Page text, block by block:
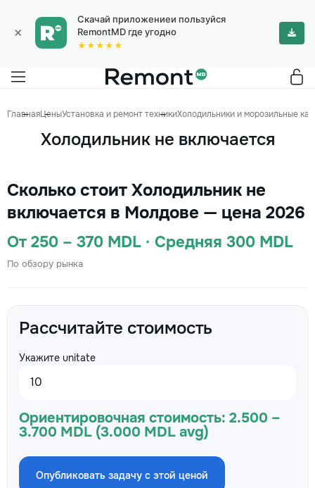
×
Скачай приложениеи пользуйся
RemontMD где угодно
★★★★★
ГлавнаяЦеныУстановка и ремонт техникиХолодильники и морозильные
Холодильник не включается
Сколько стоит Холодильник не
включается в Молдове — цена 2026
От 250 – 370 MDL · Средняя 300 MDL
По обзору рынка
Рассчитайте стоимость
Укажите unitate
Ориентировочная стоимость: 2.500 –
3.700 MDL (3.000 MDL avg)
Опубликовать задачу с этой ценой